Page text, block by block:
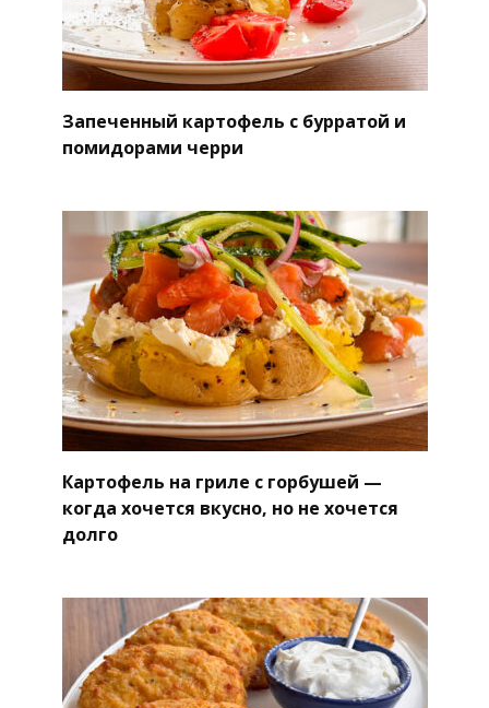
Запеченный картофель с бурратой и
помидорами черри
Картофель на гриле с горбушей —
когда хочется вкусно, но не хочется
долго